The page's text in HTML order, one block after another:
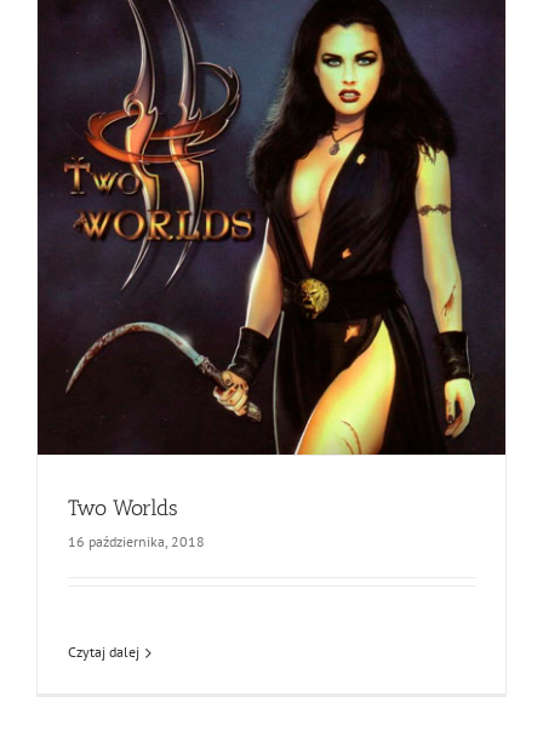
Two Worlds
16 października, 2018
Czytaj dalej